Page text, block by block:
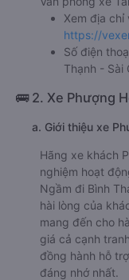
Xem địa chỉ
https://
Số điện
Thạnh - Sài
🚌 2. Xe Phượng
a. Giới thiệu xe
Hãng xe khách
nghiệm hoạt
Ngầm đi Bình
hài lòng của
mang đến cho
giá cả cạnh
đồng hành hỗ
đáng nhớ nhất.